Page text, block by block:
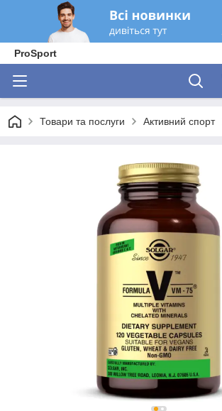
ProSport
Товари та послуги Активний спорт